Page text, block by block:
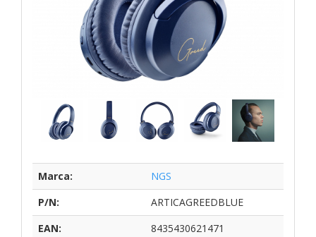
Marca:
NGS
P/N:
ARTICAGREEDBLUE
EAN:
8435430621471